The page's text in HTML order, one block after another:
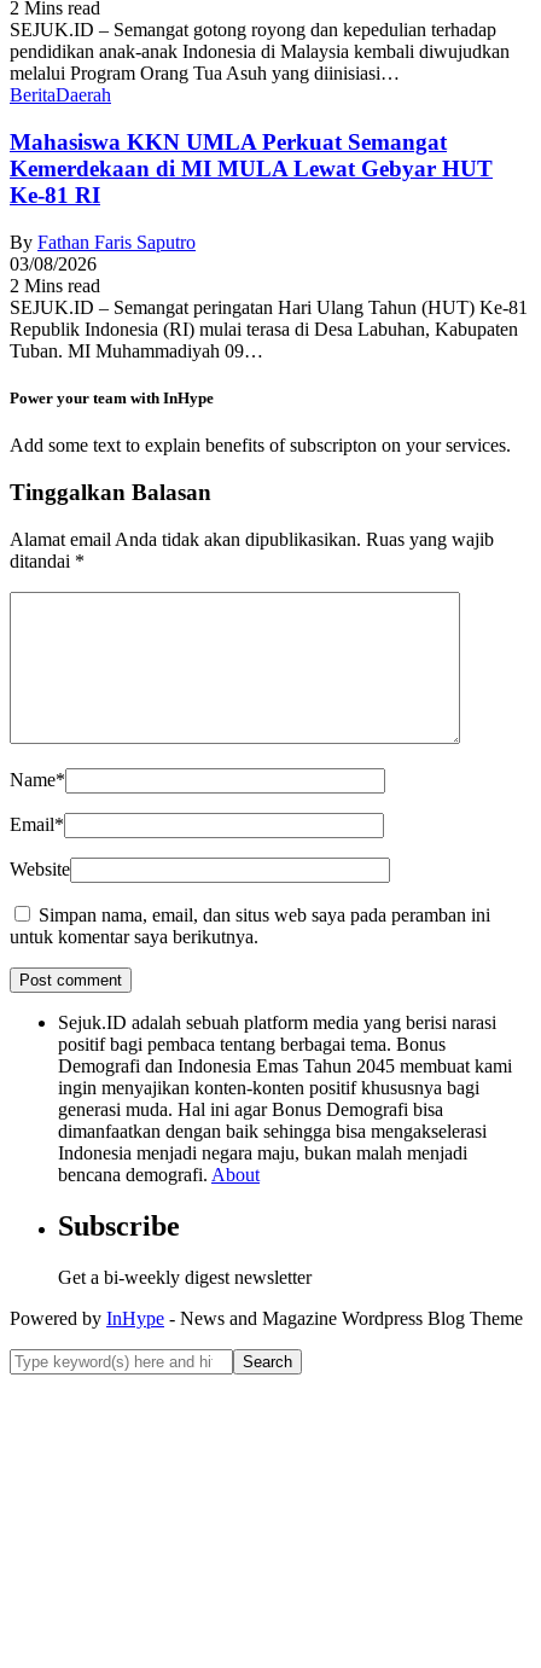
2 Mins read
SEJUK.ID – Semangat gotong royong dan kepedulian terhadap
pendidikan anak-anak Indonesia di Malaysia kembali diwujudkan
melalui Program Orang Tua Asuh yang diinisiasi…
BeritaDaerah
Mahasiswa KKN UMLA Perkuat Semangat
Kemerdekaan di MI MULA Lewat Gebyar HUT
Ke-81 RI
By Fathan Faris Saputro
03/08/2026
2 Mins read
SEJUK.ID – Semangat peringatan Hari Ulang Tahun (HUT) Ke-81
Republik Indonesia (RI) mulai terasa di Desa Labuhan, Kabupaten
Tuban. MI Muhammadiyah 09…
Power your team with InHype
Add some text to explain benefits of subscripton on your services.
Tinggalkan Balasan
Alamat email Anda tidak akan dipublikasikan. Ruas yang wajib
ditandai *
Name*
Email*
Website
Simpan nama, email, dan situs web saya pada peramban ini
untuk komentar saya berikutnya.
Sejuk.ID adalah sebuah platform media yang berisi narasi
positif bagi pembaca tentang berbagai tema. Bonus
Demografi dan Indonesia Emas Tahun 2045 membuat kami
ingin menyajikan konten-konten positif khususnya bagi
generasi muda. Hal ini agar Bonus Demografi bisa
dimanfaatkan dengan baik sehingga bisa mengakselerasi
Indonesia menjadi negara maju, bukan malah menjadi
bencana demografi. About
Subscribe
Get a bi-weekly digest newsletter
Powered by InHype - News and Magazine Wordpress Blog Theme